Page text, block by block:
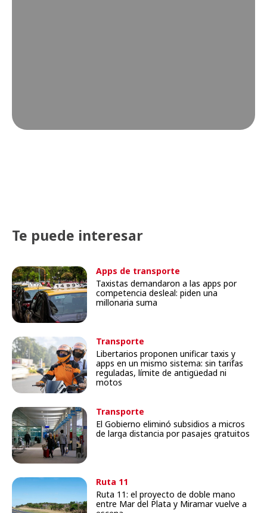
Te puede interesar
Apps de transporte
Taxistas demandaron a las apps por
competencia desleal: piden una
millonaria suma
Transporte
Libertarios proponen unificar taxis y
apps en un mismo sistema: sin tarifas
reguladas, límite de antigüedad ni
motos
Transporte
El Gobierno eliminó subsidios a micros
de larga distancia por pasajes gratuitos
Ruta 11
Ruta 11: el proyecto de doble mano
entre Mar del Plata y Miramar vuelve a